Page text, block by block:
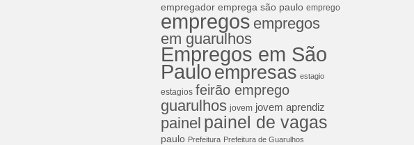
empregador emprega são paulo emprego
empregos empregos
em guarulhos
Empregos em São
Pauloempresas estagio
estagios feirão emprego
guarulhos jovem jovem aprendiz
painel painel de vagas
paulo Prefeitura Prefeitura de Guarulhos